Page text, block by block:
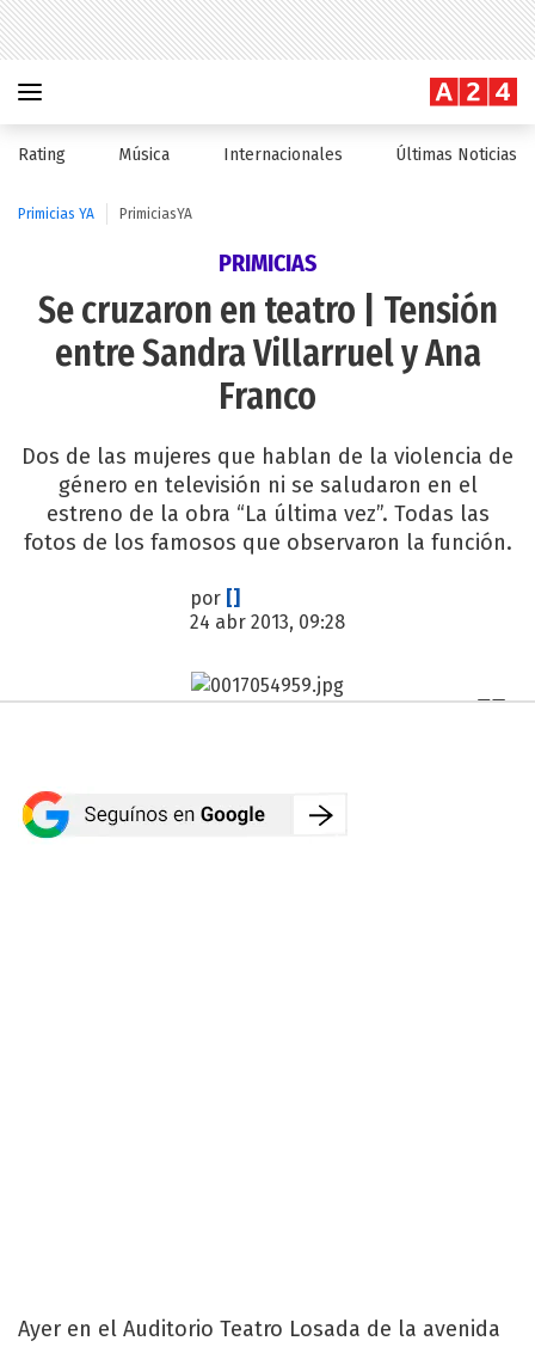
Rating Música Internacionales Últimas Noticias
Primicias YA PrimiciasYA
PRIMICIAS
Se cruzaron en teatro | Tensión
entre Sandra Villarruel y Ana
Franco
Dos de las mujeres que hablan de la violencia de
género en televisión ni se saludaron en el
estreno de la obra “La última vez”. Todas las
fotos de los famosos que observaron la función.
por []
24 abr 2013, 09:28
Ayer en el Auditorio Teatro Losada de la avenida